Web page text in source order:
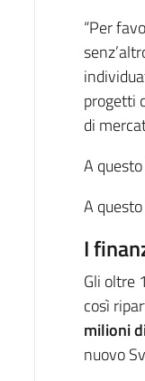
“Per
progetti
di
A
A
I
Gli oltre
così
milioni
nuovo